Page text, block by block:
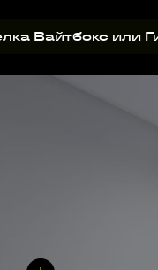
Вайтбокс или